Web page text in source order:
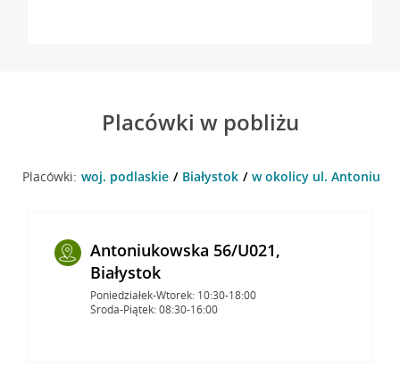
Placówki w pobliżu
Placówki: woj. podlaskie Białystok w okolicy ul.
Antoniukowska 56/U021,
Białystok
Poniedziałek-Wtorek: 10:30-18:00
Środa-Piątek: 08:30-16:00